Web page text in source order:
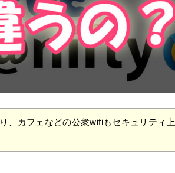
、カフェなどの公衆wifiもセキュリティ上